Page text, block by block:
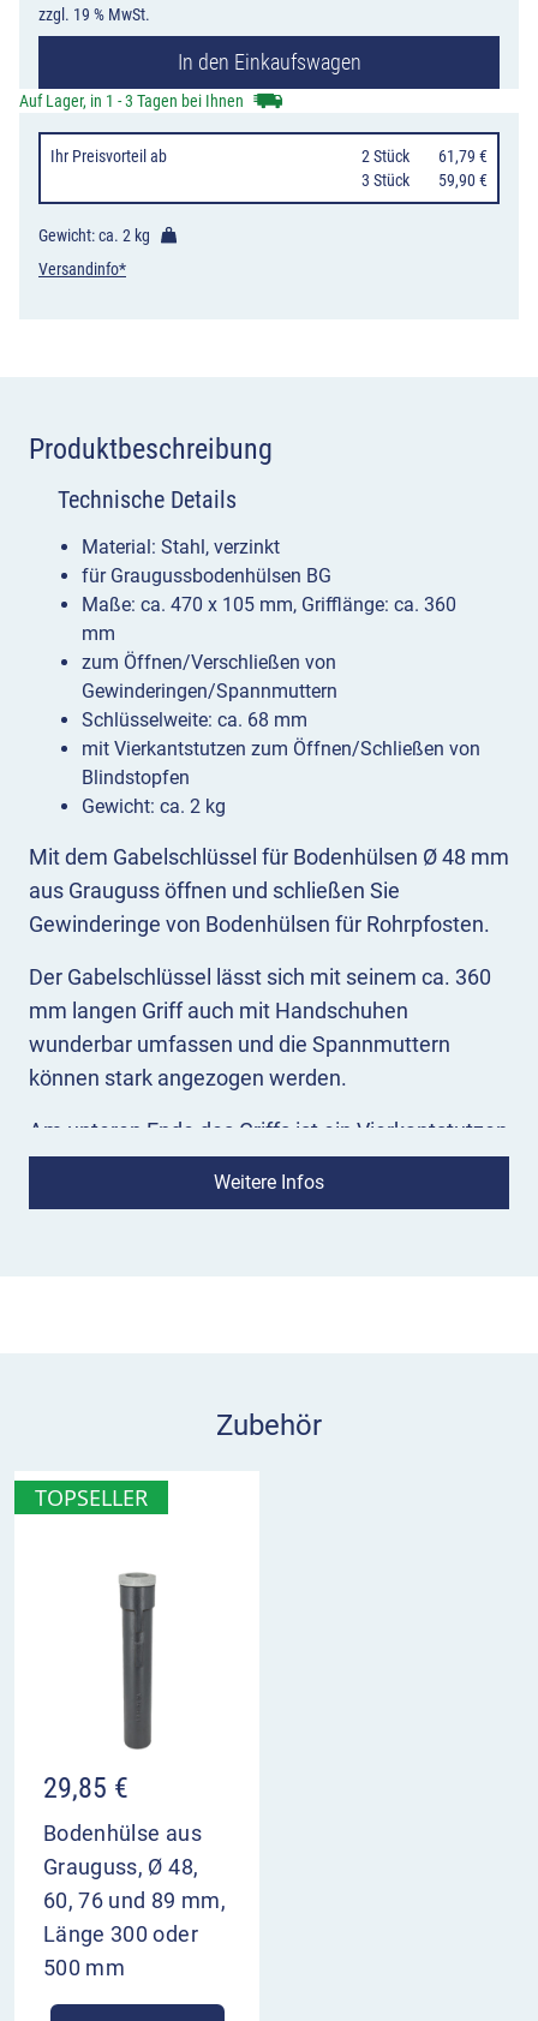
zzgl. 19 % MwSt.
Ø
aus
Grauguss,
mit
In den Einkaufswagen
Auf Lager, in 1 - 3 Tagen bei Ihnen
Ihr Preisvorteil ab 2 Stück
61,79 €
3 Stück 59,90 €
Gewicht: ca. 2 kg
Versandinfo*
Produktbeschreibung
Mit dem Gabelschlüssel für Bodenhülsen Ø 48 mm
aus Grauguss öffnen und schließen Sie
Gewinderinge von Bodenhülsen für Rohrpfosten.
Der Gabelschlüssel lässt sich mit seinem ca. 360
mm langen Griff auch mit Handschuhen
wunderbar umfassen und die Spannmuttern
können stark angezogen werden.
Am unteren Ende des Griffs ist ein Vierkantstutzen
angeschweißt, mit dem Sie Blindstopfen in
ungenutzte Bodenhülsen eindrehen.
Weitere Infos
Technische Details
Material: Stahl, verzinkt
für Graugussbodenhülsen BG
Maße: ca. 470 x 105 mm, Grifflänge: ca. 360
mm
zum Öffnen/Verschließen von
Gewinderingen/Spannmuttern
Schlüsselweite: ca. 68 mm
mit Vierkantstutzen zum Öffnen/Schließen von
Blindstopfen
Gewicht: ca. 2 kg
Zubehör
TOPSELLER
29,85 €
Bodenhülse aus
Grauguss, Ø 48,
60, 76 und 89 mm,
Länge 300 oder
500 mm